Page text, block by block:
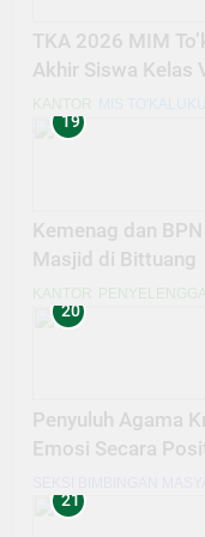
TKA 2026 MIM
Akhir Siswa Kelas
KANTOR
19
Kemenag dan
Masjid di Bittuang
KANTOR
20
Penyuluh Agama
Emosi Secara
21